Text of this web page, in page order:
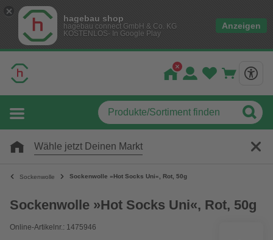
hagebau shop
hagebau connect GmbH & Co. KG
KOSTENLOS- In Google Play
Anzeigen
Wähle jetzt Deinen Markt
Sockenwolle Sockenwolle »Hot Socks Uni«, Rot, 50g
Sockenwolle »Hot Socks Uni«, Rot, 50g
Online-Artikelnr.: 1475946